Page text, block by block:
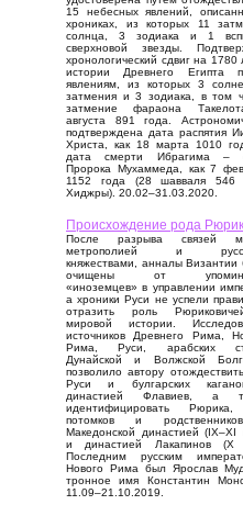
15 небесных явлений,
хрониках, из которых 11
солнца, 3 зодиака и 1
сверхновой звезды.
хронологический сдвиг на 1780
истории Древнего Египта
явлениям, из которых 3
затмения и 3 зодиака, в том
затмение фараона
августа 891 года.
подтверждена дата распятия
Христа, как 18 марта 1010
дата смерти Ибрагима –
Пророка Мухаммеда, как 7
1152 года (28 шавваля 546
Хиджры). 20.02–31.03.2020.
Происхождение рода
После разрыва связей
метрополией и
княжествами, анналы Византии
очищены от
«иноземцев» в управлении
а хроники Руси не успели
отразить роль
мировой истории.
источников Древнего Рима,
Рима, Руси, арабских
Дунайской и Волжской
позволило автору
Руси и булгарских
династией Флавиев, а
идентифицировать
потомков и
Македонской династией (IX–XI
и династией Лакапинов (X
Последним русским
Нового Рима был Ярослав
тронное имя Константин
11.09–21.10.2019.